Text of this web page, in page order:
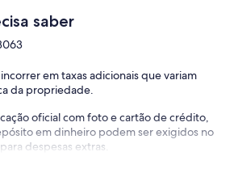
saber
em taxas adicionais que variam
da propriedade.
oficial com foto e cartão de crédito,
em dinheiro podem ser exigidos no
despesas extras.